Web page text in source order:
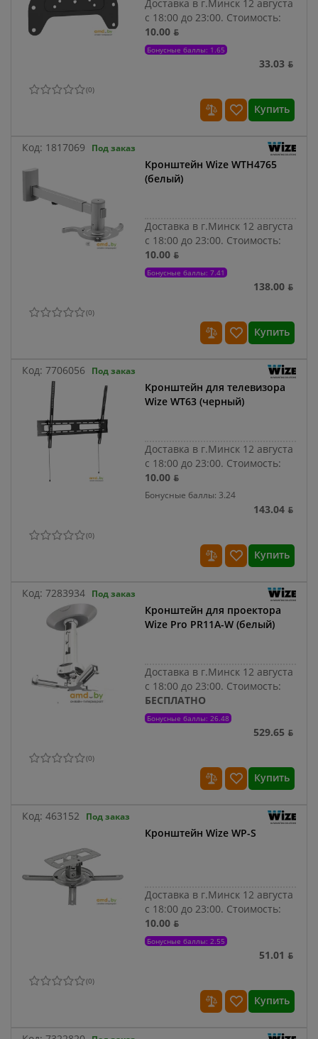
Доставка в г.Минск 12 августа
с 18:00 до 23:00. Стоимость:
10.00 ƃ
Бонусные баллы: 1.65
33.03 ƃ
(0)
Купить
Код: 1817069 Под заказ
Кронштейн Wize WTH4765
(белый)
Доставка в г.Минск 12 августа
с 18:00 до 23:00. Стоимость:
10.00 ƃ
Бонусные баллы: 7.41
138.00 ƃ
(0)
Купить
Код: 7706056 Под заказ
Кронштейн для телевизора
Wize WT63 (черный)
Доставка в г.Минск 12 августа
с 18:00 до 23:00. Стоимость:
10.00 ƃ
Бонусные баллы: 3.24
143.04 ƃ
(0)
Купить
Код: 7283934 Под заказ
Кронштейн для проектора
Wize Pro PR11A-W (белый)
Доставка в г.Минск 12 августа
с 18:00 до 23:00. Стоимость:
БЕСПЛАТНО
Бонусные баллы: 26.48
529.65 ƃ
(0)
Купить
Код: 463152 Под заказ
Кронштейн Wize WP-S
Доставка в г.Минск 12 августа
с 18:00 до 23:00. Стоимость:
10.00 ƃ
Бонусные баллы: 2.55
51.01 ƃ
(0)
Купить